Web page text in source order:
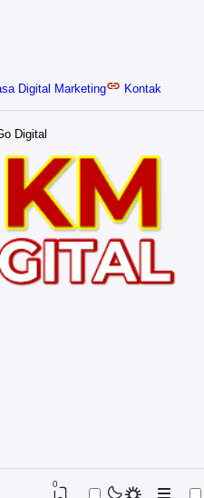
Digital Marketing Kontak
Digital
0